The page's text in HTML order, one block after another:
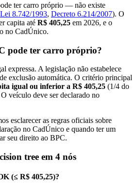
ter carro próprio — não existe
Lei 8.742/1993, Decreto 6.214/2007). O
capita até R$ 405,25 em 2026, e o
no CadÚnico.
pode ter carro próprio?
expressa. A legislação não estabelece
exclusão automática. O critério principal
igual ou inferior a R$ 405,25 (1/4 do
veículo deve ser declarado no
esclarecer as regras oficiais sobre
no CadÚnico e quando ter um
seu direito ao BPC.
tree em 4 nós
(≤ R$ 405,25)?